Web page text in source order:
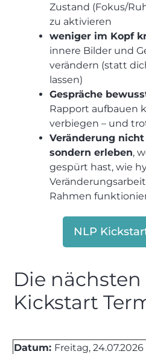
Zustand (Fokus/
zu aktivieren
weniger im Kopf
innere Bilder und
verändern (statt
lassen)
Gespräche
Rapport aufbauen
verbiegen – und
Veränderung
sondern erleben,
gespürt hast, wie
Rahmen
NLP
Die nächsten
Kickstart
Datum: Freitag, 24.07.2026